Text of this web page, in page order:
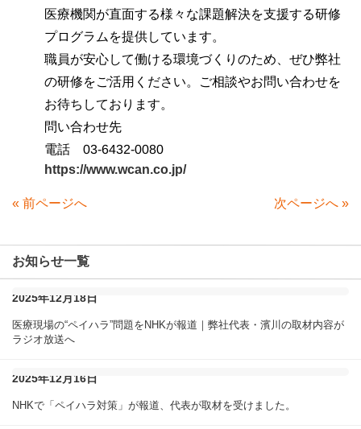
医療機関が直面する様々な課題解決を支援する研修
プログラムを提供しています。
職員が安心して働ける環境づくりのため、ぜひ弊社
の研修をご活用ください。ご相談やお問い合わせを
お待ちしております。
問い合わせ先
電話 03-6432-0080
https://www.wcan.co.jp/
« 前ページへ 次ページへ »
お知らせ一覧
2025年12月18日
医療現場の“ペイハラ”問題をNHKが報道｜弊社代表・濱川の取材内容が
ラジオ放送へ
2025年12月16日
NHKで「ペイハラ対策」が報道、代表が取材を受けました。